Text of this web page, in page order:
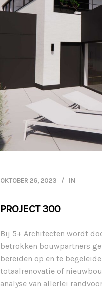
OKTOBER 26, 2023 IN
PROJECT 300
Bij 5+ Architecten wordt
betrokken bouwpartners
bereiden op en te
totaalrenovatie of
analyse van allerlei